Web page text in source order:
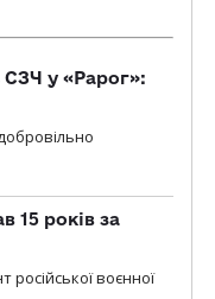
СЗЧ у «Рарог»:
15 років за
воєнної